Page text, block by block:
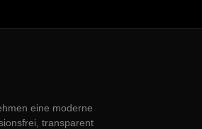
eine moderne
transparent